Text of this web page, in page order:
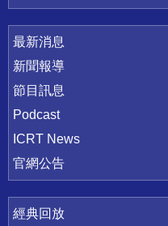
最新消息
新聞報導
節目訊息
Podcast
ICRT News
官網公告
經典回放